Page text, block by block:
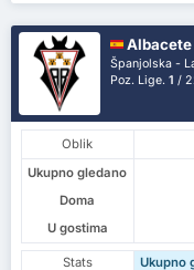
Španjolska -
Poz. Lige.1 /
Oblik
Ukupno gledano
Doma
U gostima
Stats Ukupno